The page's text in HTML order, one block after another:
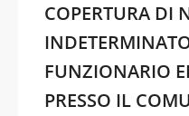
COPERTURA DI
FUNZIONARIO
PRESSO IL